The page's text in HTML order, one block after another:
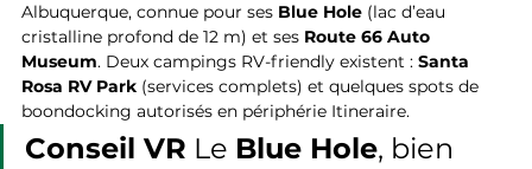
Albuquerque, connue pour ses Blue Hole (lac d’eau
cristalline profond de 12 m) et ses Route 66 Auto
Museum. Deux campings RV-friendly existent : Santa
Rosa RV Park (services complets) et quelques spots de
boondocking autorisés en périphérie Itineraire.
Conseil VR Le Blue Hole, bien